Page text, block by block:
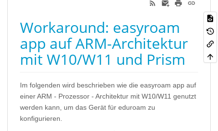
Workaround: easyroam
app auf ARM-Architektur
mit W10/W11 und Prism
Im folgenden wird beschrieben wie die easyroam app auf
einer ARM - Prozessor - Architektur mit W10/W11 genutzt
werden kann, um das Gerät für eduroam zu
konfigurieren.